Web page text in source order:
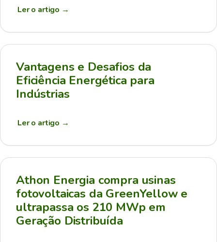
Ler o artigo →
Vantagens e Desafios da
Eficiência Energética para
Indústrias
Ler o artigo →
Athon Energia compra usinas
fotovoltaicas da GreenYellow e
ultrapassa os 210 MWp em
Geração Distribuída